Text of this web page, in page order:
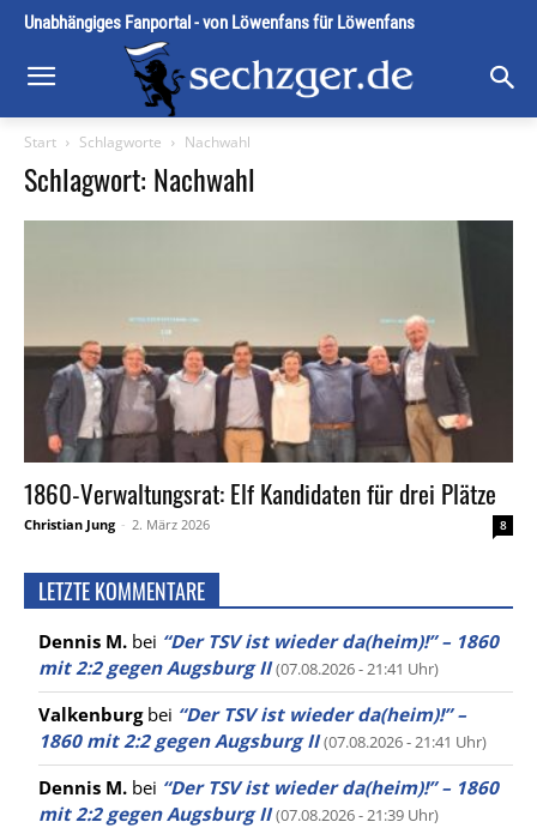
Unabhängiges Fanportal - von Löwenfans für Löwenfans
Start Schlagworte Nachwahl
Schlagwort: Nachwahl
1860-Verwaltungsrat: Elf Kandidaten für drei Plätze
Christian Jung - 2. März 2026 8
LETZTE KOMMENTARE
Dennis M. bei “Der TSV ist wieder da(heim)!” – 1860
mit 2:2 gegen Augsburg II (07.08.2026 - 21:41 Uhr)
Valkenburgbei “Der TSV ist wieder da(heim)!” –
1860 mit 2:2 gegen Augsburg II (07.08.2026 - 21:41 Uhr)
Dennis M. bei “Der TSV ist wieder da(heim)!” – 1860
mit 2:2 gegen Augsburg II (07.08.2026 - 21:39 Uhr)